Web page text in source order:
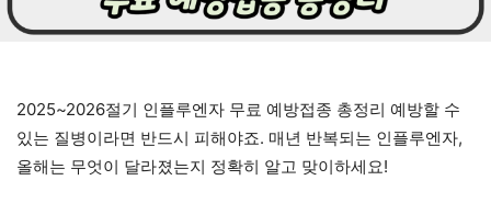
2025~2026절기 인플루엔자 무료 예방접종 총정리 예방할 수
있는 질병이라면 반드시 피해야죠. 매년 반복되는 인플루엔자,
올해는 무엇이 달라졌는지 정확히 알고 맞이하세요!